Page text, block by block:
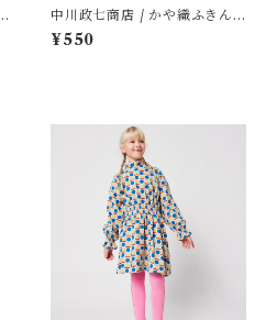
中川政七商店 / かや織ふきん (
tupera tupera ABCパーティ
ー)
¥550